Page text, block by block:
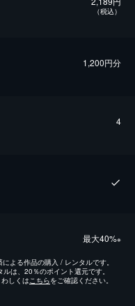
（税込）
1,200円分
4
最⼤40%※
よる作品の購入 / レンタルです。
は、20％のポイント還元です。
しくは こちらをご確認ください。